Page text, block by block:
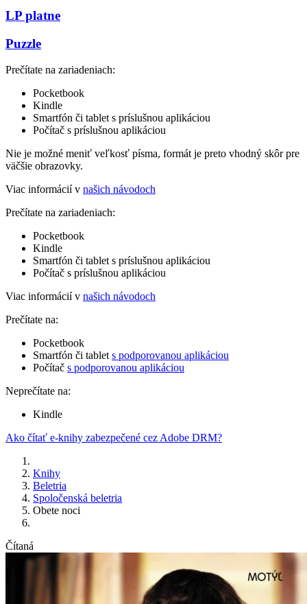
LP platne
Puzzle
Prečítate na zariadeniach:
Pocketbook
Kindle
Smartfón či tablet s príslušnou aplikáciou
Počítač s príslušnou aplikáciou
Nie je možné meniť veľkosť písma, formát je preto vhodný skôr pre
väčšie obrazovky.
Viac informácií v našich návodoch
Prečítate na zariadeniach:
Pocketbook
Kindle
Smartfón či tablet s príslušnou aplikáciou
Počítač s príslušnou aplikáciou
Viac informácií v našich návodoch
Prečítate na:
Pocketbook
Smartfón či tablet s podporovanou aplikáciou
Počítač s podporovanou aplikáciou
Neprečítate na:
Kindle
Ako čítať e-knihy zabezpečené cez Adobe DRM?
Knihy
Beletria
Spoločenská beletria
Obete noci
Čítaná